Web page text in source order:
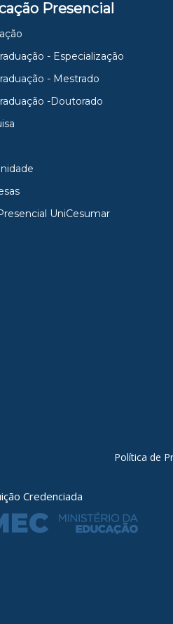
Presencial
- Especialização
- Mestrado
-Doutorado
UniCesumar
Política de
Credenciada